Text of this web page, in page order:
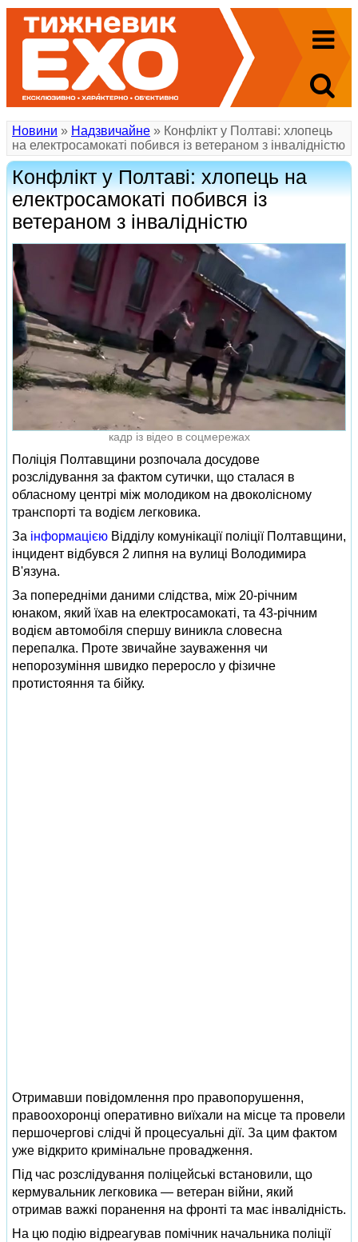
Новини » Надзвичайне » Конфлікт у Полтаві: хлопець
на електросамокаті побився із ветераном з інвалідністю
Конфлікт у Полтаві: хлопець на
електросамокаті побився із
ветераном з інвалідністю
кадр із відео в соцмережах
Поліція Полтавщини розпочала досудове
розслідування за фактом сутички, що сталася в
обласному центрі між молодиком на двоколісному
транспорті та водієм легковика.
За інформацією Відділу комунікації поліції Полтавщини,
інцидент відбувся 2 липня на вулиці Володимира
В'язуна.
За попередніми даними слідства, між 20-річним
юнаком, який їхав на електросамокаті, та 43-річним
водієм автомобіля спершу виникла словесна
перепалка. Проте звичайне зауваження чи
непорозуміння швидко переросло у фізичне
протистояння та бійку.
Отримавши повідомлення про правопорушення,
правоохоронці оперативно виїхали на місце та провели
першочергові слідчі й процесуальні дії. За цим фактом
уже відкрито кримінальне провадження.
Під час розслідування поліцейські встановили, що
кермувальник легковика — ветеран війни, який
отримав важкі поранення на фронті та має інвалідність.
На цю подію відреагував помічник начальника поліції